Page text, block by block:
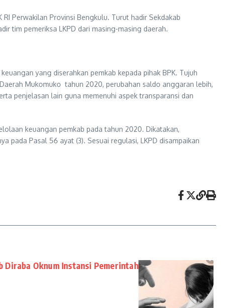
Perwakilan Provinsi Bengkulu. Turut hadir Sekdakab
tim pemeriksa LKPD dari masing-masing daerah.
yang diserahkan pemkab kepada pihak BPK. Tujuh
Mukomuko tahun 2020, perubahan saldo anggaran lebih,
penjelasan lain guna memenuhi aspek transparansi dan
keuangan pemkab pada tahun 2020. Dikatakan,
pada Pasal 56 ayat (3). Sesuai regulasi, LKPD disampaikan
Diraba Oknum Instansi Pemerintah